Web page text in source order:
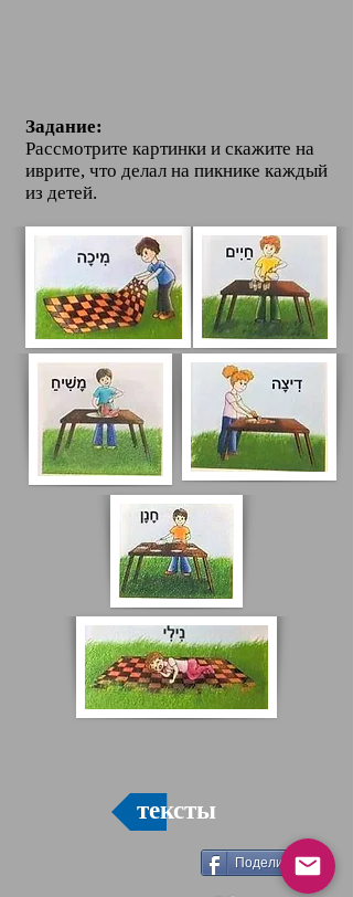
Задание:
Рассмотрите картинки и скажите на
иврите, что делал на пикнике каждый
из детей.
тексты
Поделиться